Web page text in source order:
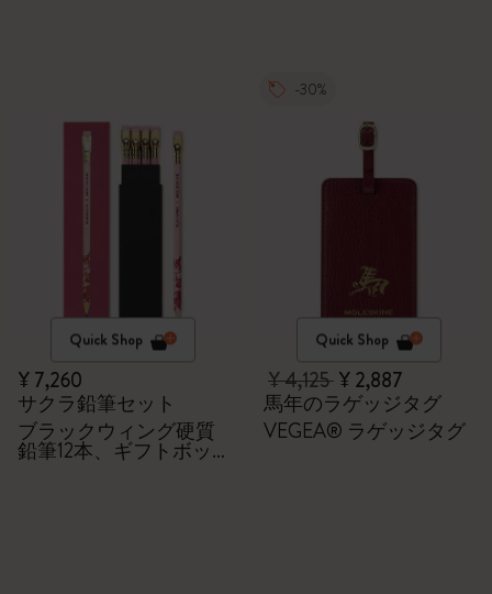
Quick Shop
¥ 7,260
サクラ鉛筆セット
ブラックウィング硬質
鉛筆12本、ギフトボッ
-30%
Quick Shop
¥ 4,125¥ 2,887
馬年のラゲッジタグ
VEGEA® ラゲッジタグ